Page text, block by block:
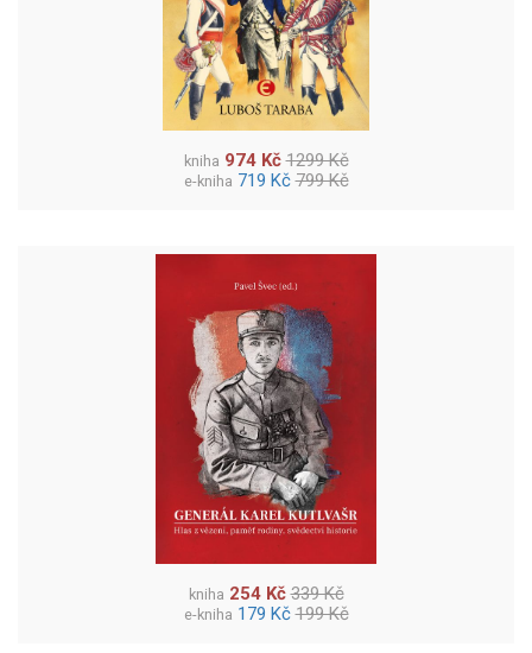
kniha 974 Kč 1299 Kč
e-kniha 719 Kč 799 Kč
kniha 254 Kč 339 Kč
e-kniha 179 Kč 199 Kč